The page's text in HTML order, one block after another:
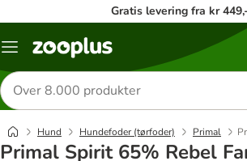
Gratis levering fra kr
Menu
Søg
efter
produkter
Hund Hundefoder (tørfoder) Primal
Primal Spirit 65% Rebel